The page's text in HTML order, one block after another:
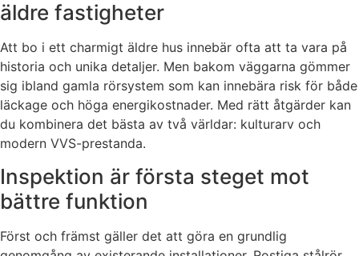
äldre fastigheter
Att bo i ett charmigt äldre hus innebär ofta att ta vara på
historia och unika detaljer. Men bakom väggarna gömmer
sig ibland gamla rörsystem som kan innebära risk för både
läckage och höga energikostnader. Med rätt åtgärder kan
du kombinera det bästa av två världar: kulturarv och
modern VVS-prestanda.
Inspektion är första steget mot
bättre funktion
Först och främst gäller det att göra en grundlig